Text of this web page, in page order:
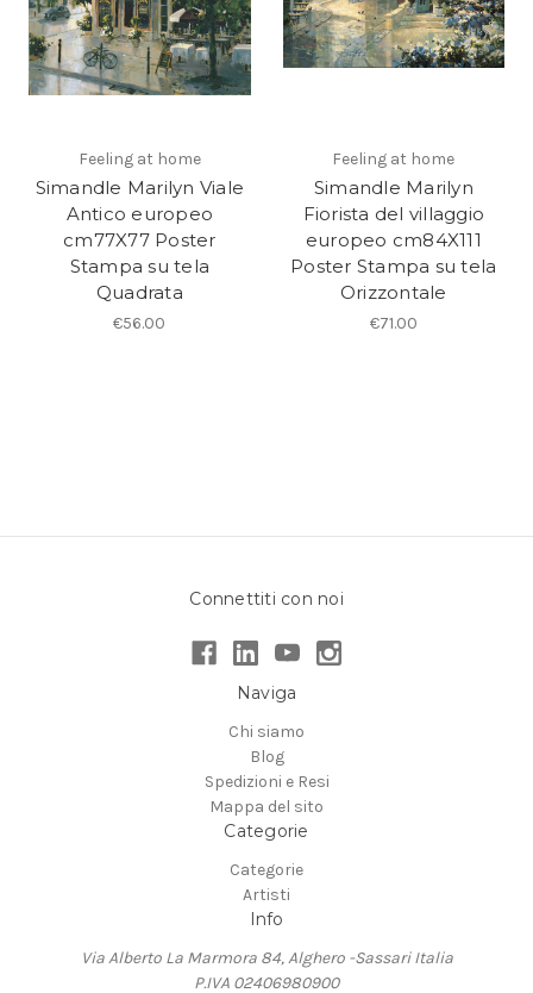
Feeling at home
Simandle Marilyn Viale
Antico europeo
cm77X77 Poster
Stampa su tela
Quadrata
€56.00
Feeling at home
Simandle Marilyn
Fiorista del villaggio
europeo cm84X111
Poster Stampa su tela
Orizzontale
€71.00
Connettiti con noi
Naviga
Chi siamo
Blog
Spedizioni e Resi
Mappa del sito
Categorie
Categorie
Artisti
Info
Via Alberto La Marmora 84, Alghero -Sassari Italia
P.IVA 02406980900